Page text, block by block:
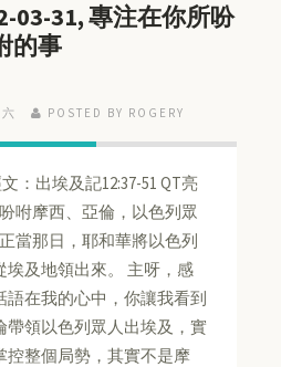
03-31, 專注在你所吩
的事
POSTED BY ROGERY
：出埃及記12:37-51 QT亮
咐摩西、亞倫，以色列眾
當那日，耶和華將以色列
埃及地領出來。 主呀，感
語在我的心中，你讓我看到
帶領以色列眾人出埃及，實
控整個局勢，其實不是摩